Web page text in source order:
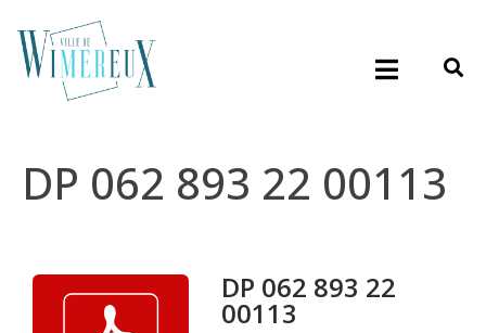
DP 062 893 22 00113
DP 062 893 22
00113